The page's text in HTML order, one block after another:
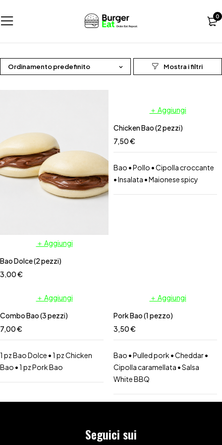
0
Ordinamento predefinito
＋ Aggiungi
Bao Dolce (2 pezzi)
3,00€
＋ Aggiungi
Chicken Bao (2 pezzi)
7,50€
Bao • Pollo • Cipolla croccante
• Insalata • Maionese spicy
＋ Aggiungi
Combo Bao (3 pezzi)
7,00€
1 pz Bao Dolce • 1 pz Chicken
Bao • 1 pz Pork Bao
＋ Aggiungi
Pork Bao (1 pezzo)
3,50€
Bao • Pulled pork • Cheddar •
Cipolla caramellata • Salsa
White BBQ
Seguici sui